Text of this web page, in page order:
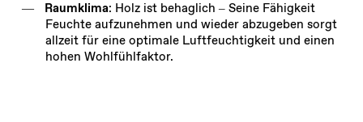
Raumklima: Holz ist behaglich – Seine Fähigkeit
Feuchte aufzunehmen und wieder abzugeben sorgt
allzeit für eine optimale Luftfeuchtigkeit und einen
hohen Wohlfühlfaktor.